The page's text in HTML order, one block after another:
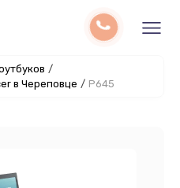
/
в Череповце / P645